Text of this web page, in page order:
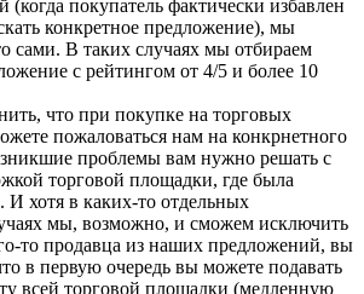
покупатель фактически избавлен
конкретное предложение), мы
сами. В таких случаях мы отбираем
с рейтингом от 4/5 и более 10
что при покупке на торговых
пожаловаться нам на конкрнетного
проблемы вам нужно решать с
торговой площадки, где была
И хотя в каких-то отдельных
мы, возможно, и сможем исключить
то продавца из наших предложений, вы
в первую очередь вы можете подавать
всей торговой площадки (медленную